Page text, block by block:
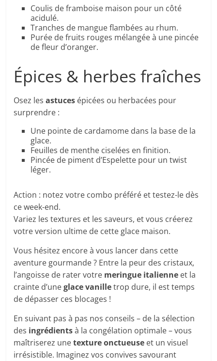
Coulis de framboise maison pour un côté
acidulé.
Tranches de mangue flambées au rhum.
Purée de fruits rouges mélangée à une pincée
de fleur d’oranger.
Épices & herbes fraîches
Osez lesastuces épicées ou herbacées pour
surprendre :
Une pointe de cardamome dans la base de la
glace.
Feuilles de menthe ciselées en finition.
Pincée de piment d’Espelette pour un twist
léger.
Action : notez votre combo préféré et testez-le dès
ce week-end.
Variez les textures et les saveurs, et vous créerez
votre version ultime de cette glace maison.
Vous hésitez encore à vous lancer dans cette
aventure gourmande ? Entre la peur des cristaux,
l’angoisse de rater votre meringue italienne et la
crainte d’uneglace vanilletrop dure, il est temps
de dépasser ces blocages !
En suivant pas à pas nos conseils – de la sélection
des ingrédientsà la congélation optimale – vous
maîtriserez unetexture onctueuse et un visuel
irrésistible. Imaginez vos convives savourant